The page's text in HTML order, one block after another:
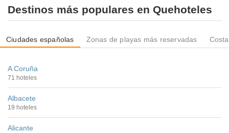
Destinos más populares en Quehoteles
Ciudades españolas Zonas de playas más reservadas
A Coruña
71 hoteles
Albacete
19 hoteles
Alicante